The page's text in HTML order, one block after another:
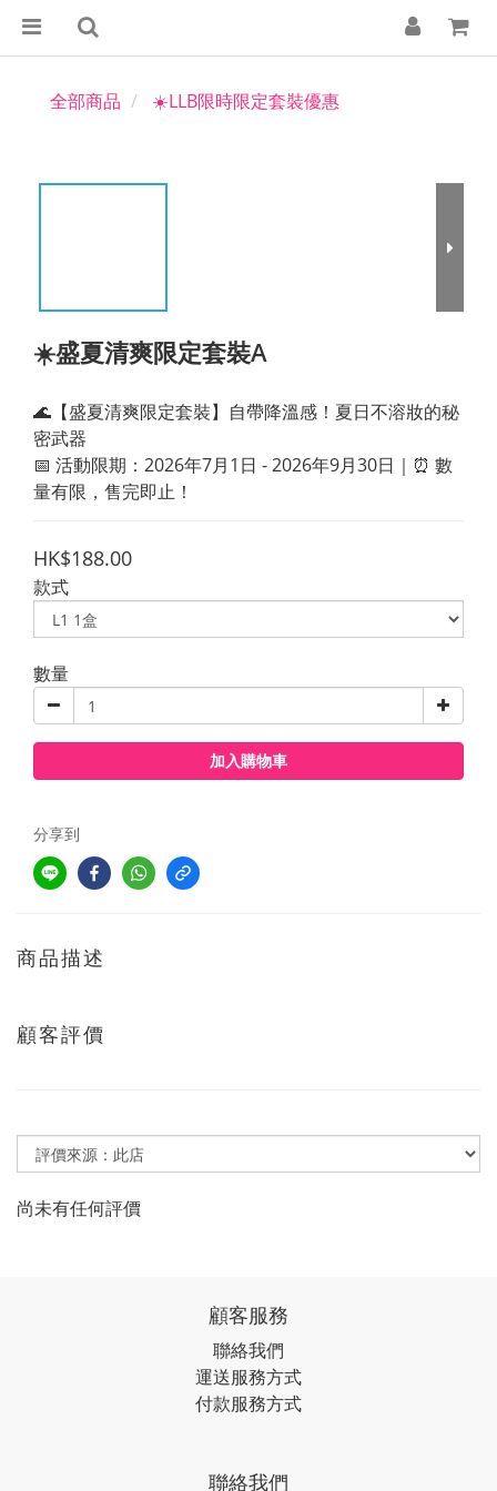
全部商品 ☀️LLB限時限定套裝優惠
☀️盛夏清爽限定套裝A
🌊【盛夏清爽限定套裝】自帶降溫感！夏日不溶妝的秘
密武器
📅 活動限期：2026年7月1日 - 2026年9月30日｜⏰ 數
量有限，售完即止！
HK$188.00
款式
數量
加入購物車
分享到
商品描述
顧客評價
尚未有任何評價
顧客服務
聯絡我們
運送服務方式
付款服務方式
聯絡我們